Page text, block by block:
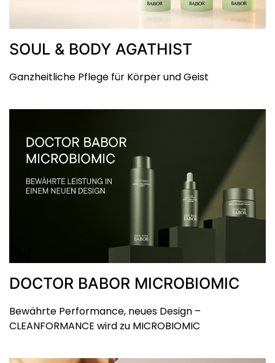
SOUL & BODY AGATHIST
Ganzheitliche Pflege für Körper und Geist
DOCTOR BABOR MICROBIOMIC
Bewährte Performance, neues Design –
CLEANFORMANCE wird zu MICROBIOMIC